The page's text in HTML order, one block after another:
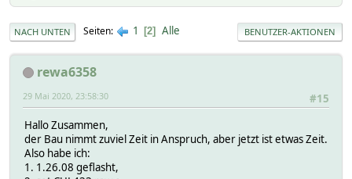
NACH UNTEN Seiten 1 2 Alle BENUTZER-AKTIONEN
rewa6358
#15
29 Mai 2020, 23:58:30
Hallo Zusammen,
der Bau nimmt zuviel Zeit in Anspruch, aber jetzt ist etwas Zeit.
Also habe ich:
1. 1.26.08 geflasht,